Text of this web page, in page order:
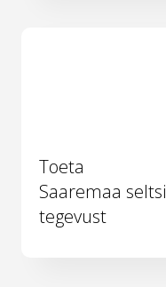
Toeta
Saaremaa seltsi
tegevust